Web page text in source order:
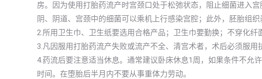
房。因为使用打胎药流产时宫颈口处于松弛状态，阻止细菌进入
阴、阴道、宫颈中的细菌可以乘机上行感染宫腔；此外，胚胎组织
2.所用卫生巾、卫生纸要选用合格产品；卫生巾要勤换；不穿化纤
3.凡因服用打胎药流产失败或流产不全、清宫术者，术后必须服用
4.药流后要注意适当休息。通常建议卧床休息1周，如果条件不允
时间。在堕胎后半月内不要从事重体力劳动。